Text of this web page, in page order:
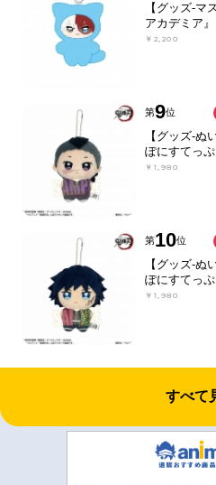
【グッズ-マ
アカデミア
￥2,200
第9位
【グッズ-ぬ
ぽにすてっ
￥1,980
第10位
【グッズ-ぬ
ぽにすてっ
￥1,980
すべて